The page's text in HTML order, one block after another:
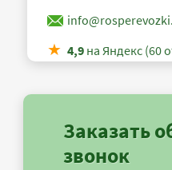
4,9 на Яндекс (60
Заказать
звонок